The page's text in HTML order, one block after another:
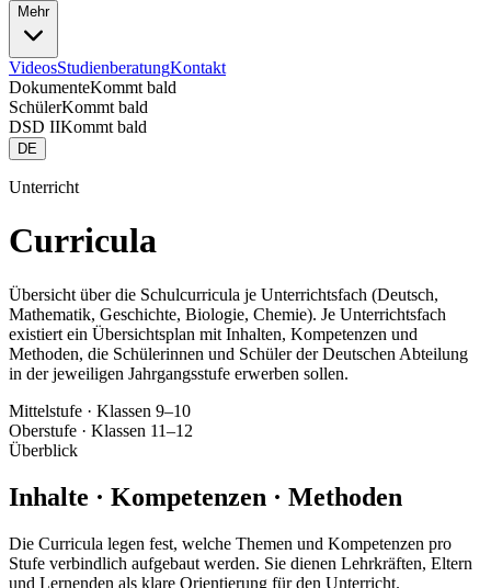
Mehr
VideosStudienberatungKontakt
DokumenteKommt bald
SchülerKommt bald
DSD IIKommt bald
DE
Unterricht
Curricula
Übersicht über die Schulcurricula je Unterrichtsfach (Deutsch,
Mathematik, Geschichte, Biologie, Chemie). Je Unterrichtsfach
existiert ein Übersichtsplan mit Inhalten, Kompetenzen und
Methoden, die Schülerinnen und Schüler der Deutschen Abteilung
in der jeweiligen Jahrgangsstufe erwerben sollen.
Mittelstufe · Klassen 9–10
Oberstufe · Klassen 11–12
Überblick
Inhalte · Kompetenzen · Methoden
Die Curricula legen fest, welche Themen und Kompetenzen pro
Stufe verbindlich aufgebaut werden. Sie dienen Lehrkräften, Eltern
und Lernenden als klare Orientierung für den Unterricht.